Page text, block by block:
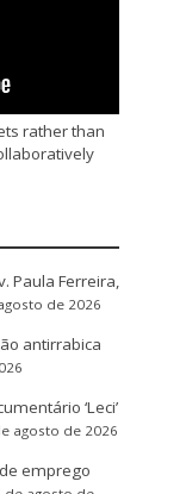
rather than
Paula Ferreira,
de 2026
antirrabica
‘Leci’
agosto de 2026
emprego